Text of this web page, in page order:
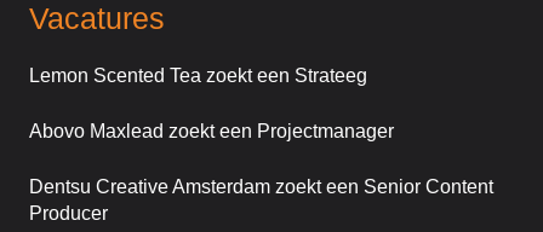
Vacatures
Lemon Scented Tea zoekt een Strateeg
Abovo Maxlead zoekt een Projectmanager
Dentsu Creative Amsterdam zoekt een Senior Content
Producer